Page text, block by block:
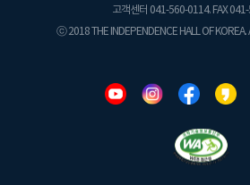
고객센터 041-560-0114. FAX
ⓒ 2018 THE INDEPENDENCE HALL OF KOREA.